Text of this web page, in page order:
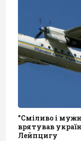
"Сміливо і
врятував
Лейпцигу